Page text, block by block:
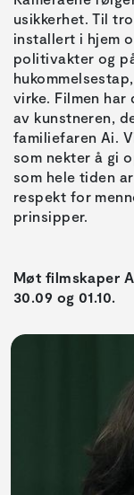
usikkerhet. Til
installert i hjem
politivakter og
virke. Filmen
av kunstneren,
familiefaren Ai.
som nekter å gi
som hele tiden
respekt for
prinsipper.
Møt filmskaper
30.09 og 01.10.